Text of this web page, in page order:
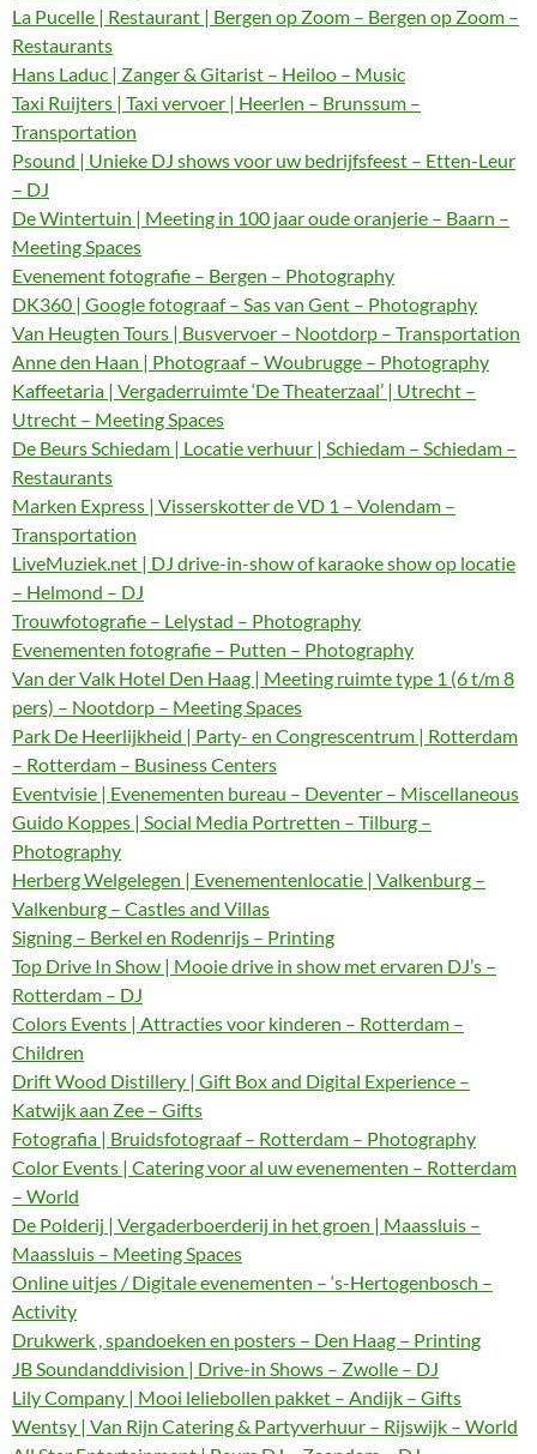
La Pucelle | Restaurant | Bergen op Zoom – Bergen op Zoom –
Restaurants
Hans Laduc | Zanger & Gitarist – Heiloo – Music
Taxi Ruijters | Taxi vervoer | Heerlen – Brunssum –
Transportation
Psound | Unieke DJ shows voor uw bedrijfsfeest – Etten-Leur
– DJ
De Wintertuin | Meeting in 100 jaar oude oranjerie – Baarn –
Meeting Spaces
Evenement fotografie – Bergen – Photography
DK360 | Google fotograaf – Sas van Gent – Photography
Van Heugten Tours | Busvervoer – Nootdorp – Transportation
Anne den Haan | Photograaf – Woubrugge – Photography
Kaffeetaria | Vergaderruimte ‘De Theaterzaal’ | Utrecht –
Utrecht – Meeting Spaces
De Beurs Schiedam | Locatie verhuur | Schiedam – Schiedam –
Restaurants
Marken Express | Visserskotter de VD 1 – Volendam –
Transportation
LiveMuziek.net | DJ drive-in-show of karaoke show op locatie
– Helmond – DJ
Trouwfotografie – Lelystad – Photography
Evenementen fotografie – Putten – Photography
Van der Valk Hotel Den Haag | Meeting ruimte type 1 (6 t/m 8
pers) – Nootdorp – Meeting Spaces
Park De Heerlijkheid | Party- en Congrescentrum | Rotterdam
– Rotterdam – Business Centers
Eventvisie | Evenementen bureau – Deventer – Miscellaneous
Guido Koppes | Social Media Portretten – Tilburg –
Photography
Herberg Welgelegen | Evenementenlocatie | Valkenburg –
Valkenburg – Castles and Villas
Signing – Berkel en Rodenrijs – Printing
Top Drive In Show | Mooie drive in show met ervaren DJ’s –
Rotterdam – DJ
Colors Events | Attracties voor kinderen – Rotterdam –
Children
Drift Wood Distillery | Gift Box and Digital Experience –
Katwijk aan Zee – Gifts
Fotografia | Bruidsfotograaf – Rotterdam – Photography
Color Events | Catering voor al uw evenementen – Rotterdam
– World
De Polderij | Vergaderboerderij in het groen | Maassluis –
Maassluis – Meeting Spaces
Online uitjes / Digitale evenementen – ‘s-Hertogenbosch –
Activity
Drukwerk , spandoeken en posters – Den Haag – Printing
JB Soundanddivision | Drive-in Shows – Zwolle – DJ
Lily Company | Mooi leliebollen pakket – Andijk – Gifts
Wentsy | Van Rijn Catering & Partyverhuur – Rijswijk – World